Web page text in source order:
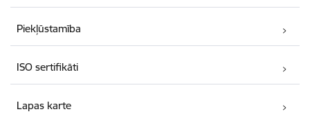
Piekļūstamība
ISO sertifikāti
Lapas karte